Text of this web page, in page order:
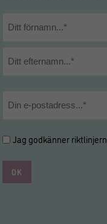
Hantering
personuppgifter
*
Jag godkänner